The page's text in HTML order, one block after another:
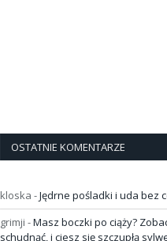
OSTATNIE KOMENTARZE
kloska -Jędrne pośladki i uda bez
grimji -Masz boczki po ciąży?
schudnąć, i ciesz się szczupłą